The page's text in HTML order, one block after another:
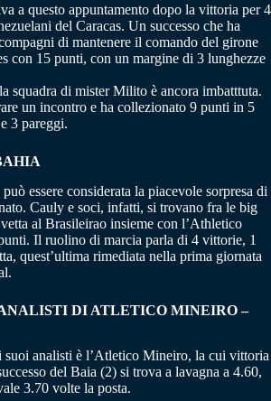
a questo appuntamento dopo la vittoria per 4
del Caracas. Un successo che ha
di mantenere il comando del girone
con 15 punti, con un margine di 3 lunghezze
squadra di mister Milito è ancora imbatttuta.
un incontro e ha collezionato 9 punti in 5
3 pareggi.
essere considerata la piacevole sorpresa di
Cauly e soci, infatti, si trovano fra le big
al Brasileirao insieme con l’Athletico
Il ruolino di marcia parla di 4 vittorie, 1
quest’ultima rimediata nella prima giornata
DI ATLETICO MINEIRO –
suoi analisti è l’Atletico Mineiro, la cui vittoria
del Baia (2) si trova a lavagna a 4.60,
3.70 volte la posta.